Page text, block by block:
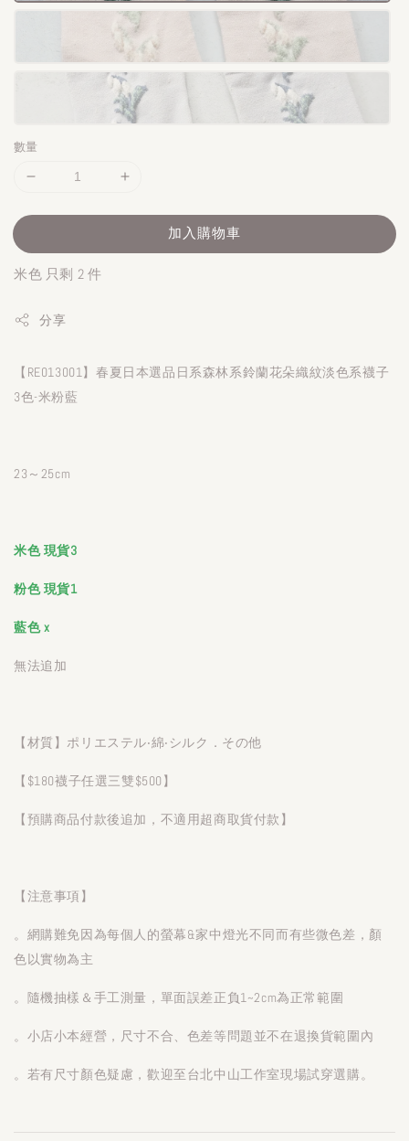
數量
加入購物車
米色 只剩 2 件
分享
【RE013001】春夏日本選品日系森林系鈴蘭花朵織紋淡色系襪子
3色-米粉藍
23～25cm
米色現貨3
粉色 現貨1
藍色 x
無法追加
【材質】ポリエステル‧綿‧シルク．その他
【$180襪子任選三雙$500】
【預購商品付款後追加，不適用超商取貨付款】
【注意事項】
。網購難免因為每個人的螢幕&家中燈光不同而有些微色差，顏
色以實物為主
。隨機抽樣＆手工測量，單面誤差正負1~2cm為正常範圍
。小店小本經營，尺寸不合、色差等問題並不在退換貨範圍內
。若有尺寸顏色疑慮，歡迎至台北中山工作室現場試穿選購。